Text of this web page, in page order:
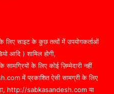
लिए साइट के कुछ तत्वों में उपयोगकर्ताओं
आदि ) शामिल होगी,
के लिए कोई ज़िम्मेदारी नहीं
में प्रकाशित ऐसी सामग्री के लिए
http://sabkasandesh.com या